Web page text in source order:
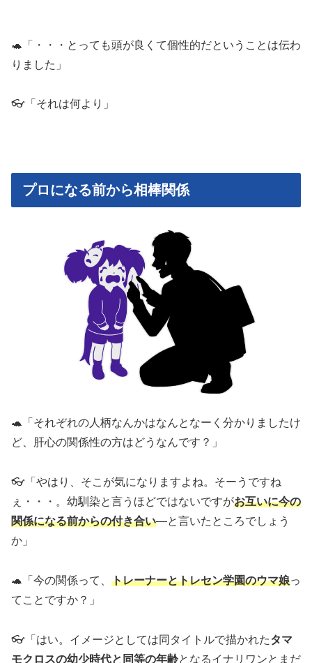
🐢「・・・とっても頭が良くて個性的だということは伝わ
りました」
👓「それは何より」
プロになる前から相棒関係
🐢「それぞれの人柄なんかはなんとなーく分かりましたけ
ど、肝心の関係性の方はどうなんです？」
👓「やはり、そこが気になりますよね。そーうですね
ぇ・・・。幼馴染と言うほどではないですがお互いに今の
関係になる前からの付き合い―と言いたところでしょう
か」
🐢「今の関係って、 トレーナーとトレセン学園のウマ娘っ
てことですか？」
👓「はい。イメージとしては同タイトルで描かれたタマ
モクロスの幼少時代と同等の年齢となるイナリワンとまだ